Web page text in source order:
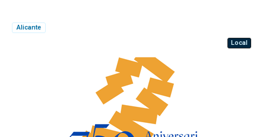
Alicante
Local